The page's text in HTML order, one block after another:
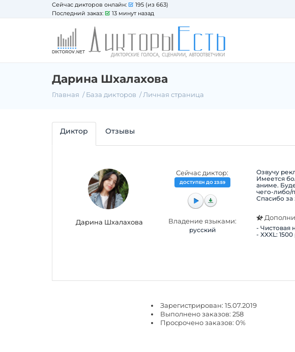
Сейчас дикторов онлайн:
195 (из 663)
Последний заказ:
13 минут назад
Дарина Шхалахова
Главная База дикторов Личная страница
Диктор Отзывы
Дарина Шхалахова
Сейчас диктор:
ДОСТУПЕН ДО 23:59
Владение языками:
русский
Озвучу
Имеется
аниме.
чего-либо/
Спасибо за
- Чистовая
- XXXL:
Зарегистрирован: 15.07.2019
Выполнено заказов: 258
Просрочено заказов: 0%